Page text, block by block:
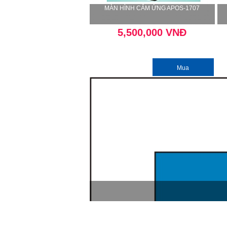
MÀN HÌNH CẢM ỨNG APOS-1707
5,500,000 VNĐ
Mua